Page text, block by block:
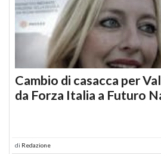
Cambio di casacca per
da Forza Italia a Futuro
di Redazione